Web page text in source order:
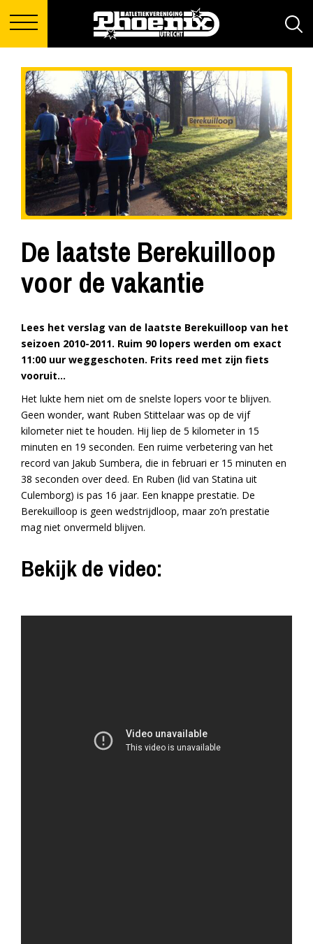
De laatste Berekuilloop
voor de vakantie
Lees het verslag van de laatste Berekuilloop van het
seizoen 2010-2011. Ruim 90 lopers werden om exact
11:00 uur weggeschoten. Frits reed met zijn fiets
vooruit…
Het lukte hem niet om de snelste lopers voor te blijven.
Geen wonder, want Ruben Stittelaar was op de vijf
kilometer niet te houden. Hij liep de 5 kilometer in 15
minuten en 19 seconden. Een ruime verbetering van het
record van Jakub Sumbera, die in februari er 15 minuten en
38 seconden over deed. En Ruben (lid van Statina uit
Culemborg) is pas 16 jaar. Een knappe prestatie. De
Berekuilloop is geen wedstrijdloop, maar zo’n prestatie
mag niet onvermeld blijven.
Bekijk de video: